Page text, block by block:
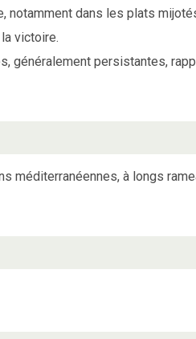
notamment dans les plats
victoire.
généralement persistantes,
méditerranéennes, à longs